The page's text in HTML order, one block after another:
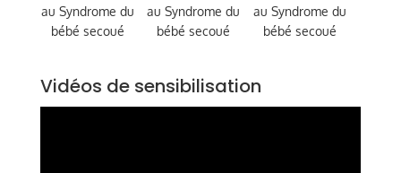
au Syndrome du
bébé secoué
au Syndrome du
bébé secoué
au Syndrome du
bébé secoué
Vidéos de sensibilisation